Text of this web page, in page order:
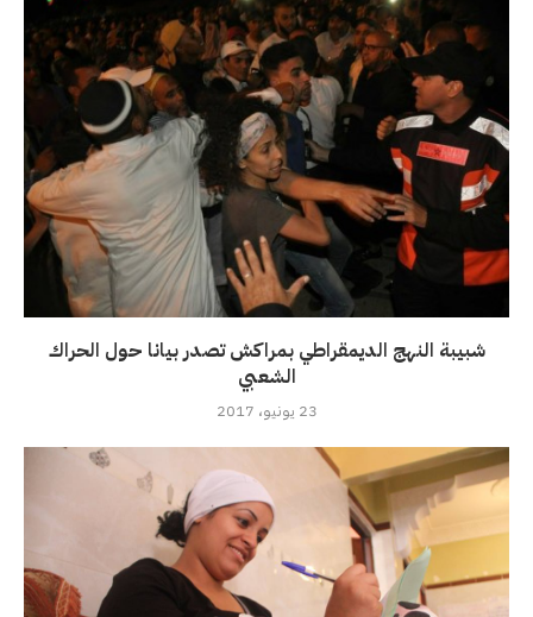
شبيبة النهج الديمقراطي بمراكش تصدر بيانا حول الحراك
الشعبي
23 يونيو، 2017